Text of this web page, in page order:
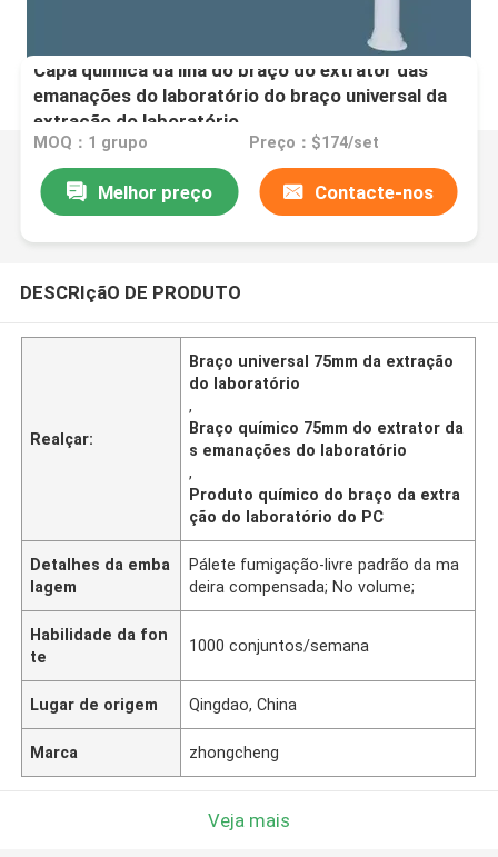
Capa química da ilha do braço do extrator das
emanações do laboratório do braço universal da
extração do laboratório
MOQ：1 grupo Preço：$174/set
Melhor preço Contacte-nos
DESCRIçãO DE PRODUTO
Realçar:
Braço universal 75mm da extração
do laboratório
,
Braço químico 75mm do extrator da
s emanações do laboratório
,
Produto químico do braço da extra
ção do laboratório do PC
Detalhes da emba
lagem
Pálete fumigação-livre padrão da ma
deira compensada; No volume;
Habilidade da fon
te
1000 conjuntos/semana
Lugar de origem Qingdao, China
Marca zhongcheng
Veja mais